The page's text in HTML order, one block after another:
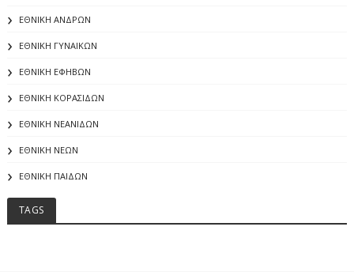
ΕΘΝΙΚΗ ΑΝΔΡΩΝ
ΕΘΝΙΚΗ ΓΥΝΑΙΚΩΝ
ΕΘΝΙΚΗ ΕΦΗΒΩΝ
ΕΘΝΙΚΗ ΚΟΡΑΣΙΔΩΝ
ΕΘΝΙΚΗ ΝΕΑΝΙΔΩΝ
ΕΘΝΙΚΗ ΝΕΩΝ
ΕΘΝΙΚΗ ΠΑΙΔΩΝ
TAGS